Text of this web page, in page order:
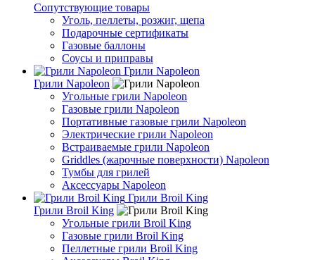
Сопутствующие товары
Уголь, пеллеты, розжиг, щепа
Подарочные сертификаты
Газовые баллоны
Соусы и приправы
Грили Napoleon
Грили Napoleon
Угольные грили Napoleon
Газовые грили Napoleon
Портативные газовые грили Napoleon
Электрические грили Napoleon
Встраиваемые грили Napoleon
Griddles (жарочные поверхности) Napoleon
Тумбы для грилей
Аксессуары Napoleon
Грили Broil King
Грили Broil King
Угольные грили Broil King
Газовые грили Broil King
Пеллетные грили Broil King